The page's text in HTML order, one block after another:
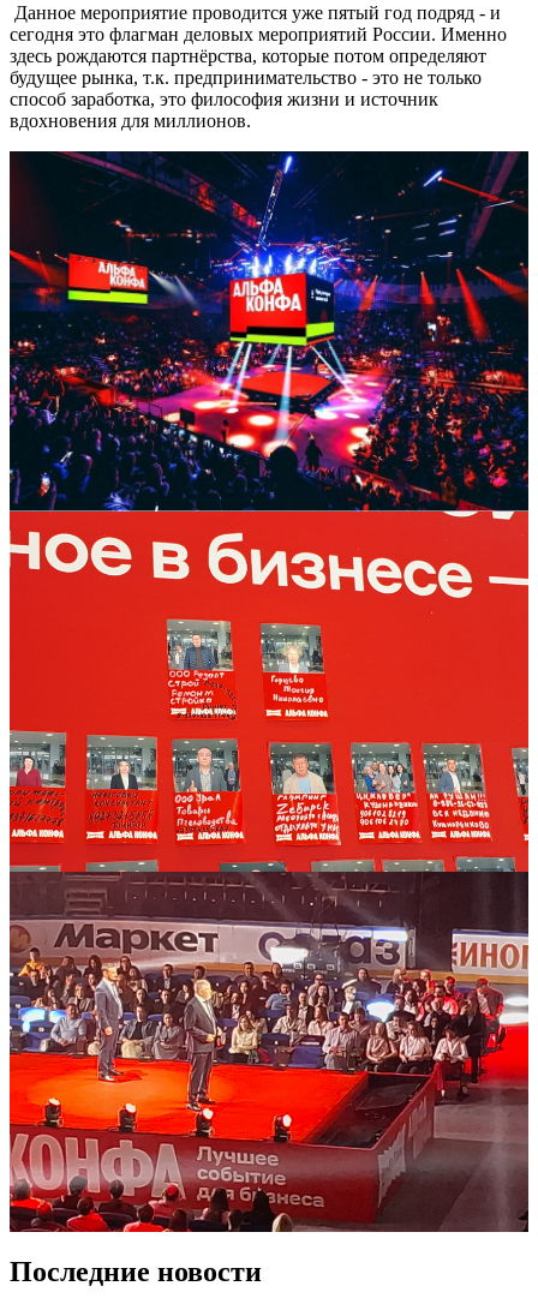
Данное мероприятие проводится уже пятый год подряд - и
сегодня это флагман деловых мероприятий России. Именно
здесь рождаются партнёрства, которые потом определяют
будущее рынка, т.к. предпринимательство - это не только
способ заработка, это философия жизни и источник
вдохновения для миллионов.
Последние новости